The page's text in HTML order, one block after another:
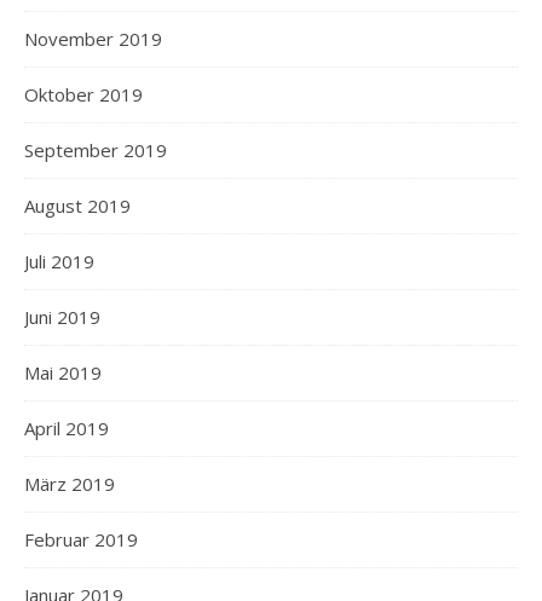
November 2019
Oktober 2019
September 2019
August 2019
Juli 2019
Juni 2019
Mai 2019
April 2019
März 2019
Februar 2019
Januar 2019